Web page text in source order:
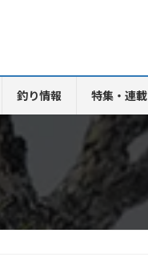
釣り情報 特集・連載